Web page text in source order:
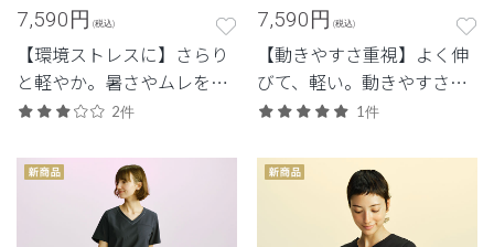
7,590円 (税込)
【環境ストレスに】さらり
と軽やか。暑さやムレを抑
え、快適さを重視した定
2件
7,590円 (税込)
【動きやすさ重視】よく伸
びて、軽い。動きやすさと
体感を重視した定番・高機
1件